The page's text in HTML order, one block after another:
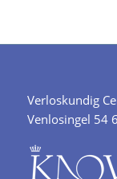
Verloskundig
Venlosingel 54